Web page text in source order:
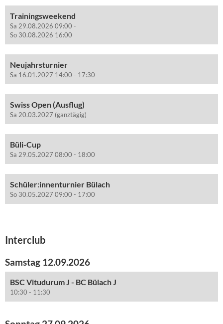
Trainingsweekend
Sa 29.08.2026 09:00 -
So 30.08.2026 16:00
Neujahrsturnier
Sa 16.01.2027 14:00 - 17:30
Swiss Open (Ausflug)
Sa 20.03.2027 (ganztägig)
Büli-Cup
Sa 29.05.2027 08:00 - 18:00
Schüler:innenturnier Bülach
So 30.05.2027 09:00 - 17:00
Interclub
Samstag 12.09.2026
BSC Vitudurum J - BC Bülach J
10:30 - 11:30